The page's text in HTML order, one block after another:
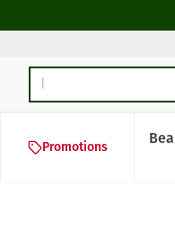
Rechercher
Promotions